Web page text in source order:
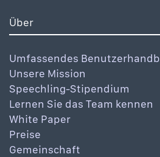
Über
Umfassendes
Unsere Mission
Speechling-Stipendium
Lernen Sie das Team kennen
White Paper
Preise
Gemeinschaft